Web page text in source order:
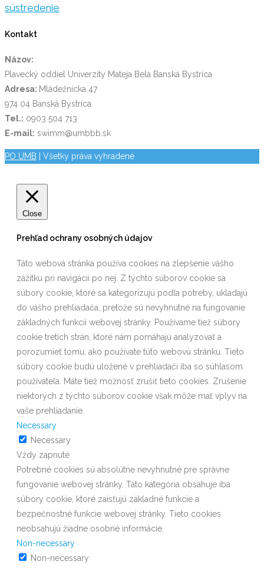
sústredenie
Kontakt
Názov:
Plavecký oddiel Univerzity Mateja Bela Banská Bystrica
Adresa: Mládežnícka 47
974 04 Banská Bystrica
Tel.: 0903 504 713
E-mail: swimm@umbbb.sk
PO UMB | Všetky práva vyhradené
Close
Prehľad ochrany osobných údajov
Táto webová stránka používa cookies na zlepšenie vášho
zážitku pri navigácii po nej. Z týchto súborov cookie sa
súbory cookie, ktoré sa kategorizujú podľa potreby, ukladajú
do vášho prehliadača, pretože sú nevyhnutné na fungovanie
základných funkcií webovej stránky. Používame tiež súbory
cookie tretích strán, ktoré nám pomáhajú analyzovať a
porozumieť tomu, ako používate túto webovú stránku. Tieto
súbory cookie budú uložené v prehliadači iba so súhlasom
používateľa. Máte tiež možnosť zrušiť tieto cookies. Zrušenie
niektorých z týchto súborov cookie však môže mať vplyv na
vaše prehliadanie.
Necessary
Necessary
Vždy zapnuté
Potrebné cookies sú absolútne nevyhnutné pre správne
fungovanie webovej stránky. Táto kategória obsahuje iba
súbory cookie, ktoré zaisťujú základné funkcie a
bezpečnostné funkcie webovej stránky. Tieto cookies
neobsahujú žiadne osobné informácie.
Non-necessary
Non-necessary